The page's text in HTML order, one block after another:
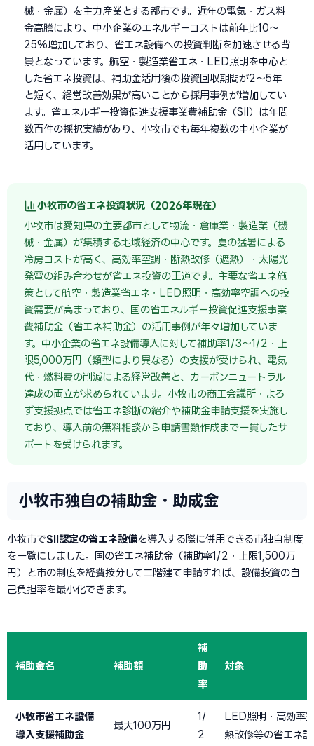
械・金属）を主力産業とする都市です。近年の電気・ガス料
金高騰により、中小企業のエネルギーコストは前年比10〜
25%増加しており、省エネ設備への投資判断を加速させる背
景となっています。航空・製造業省エネ・LED照明を中心と
した省エネ投資は、補助金活用後の投資回収期間が2〜5年
と短く、経営改善効果が高いことから採用事例が増加してい
ます。省エネルギー投資促進支援事業費補助金（SII）は年間
数百件の採択実績があり、小牧市でも毎年複数の中小企業が
活用しています。
小牧市の省エネ投資状況（2026年現在）
小牧市は愛知県の主要都市として物流・倉庫業・製造業（機
械・金属）が集積する地域経済の中心です。夏の猛暑による
冷房コストが高く、高効率空調・断熱改修（遮熱）・太陽光
発電の組み合わせが省エネ投資の王道です。主要な省エネ施
策として航空・製造業省エネ・LED照明・高効率空調への投
資需要が高まっており、国の省エネルギー投資促進支援事業
費補助金（省エネ補助金）の活用事例が年々増加していま
す。中小企業の省エネ設備導入に対して補助率1/3〜1/2・上
限5,000万円（類型により異なる）の支援が受けられ、電気
代・燃料費の削減による経営改善と、カーボンニュートラル
達成の両立が求められています。小牧市の商工会議所・よろ
ず支援拠点では省エネ診断の紹介や補助金申請支援を実施し
ており、導入前の無料相談から申請書類作成まで一貫したサ
ポートを受けられます。
小牧市独自の補助金・助成金
小牧市でSII認定の省エネ設備を導入する際に併用できる市独自制度
を一覧にしました。国の省エネ補助金（補助率1/2・上限1,500万
円）と市の制度を経費按分して二階建て申請すれば、設備投資の自
己負担率を最小化できます。
補助金名 補助額
補
助
率
対象
小牧市省エネ設備
導入支援補助金
最大100万円
1/
2
LED照明・高効率
熱改修等の省エネ